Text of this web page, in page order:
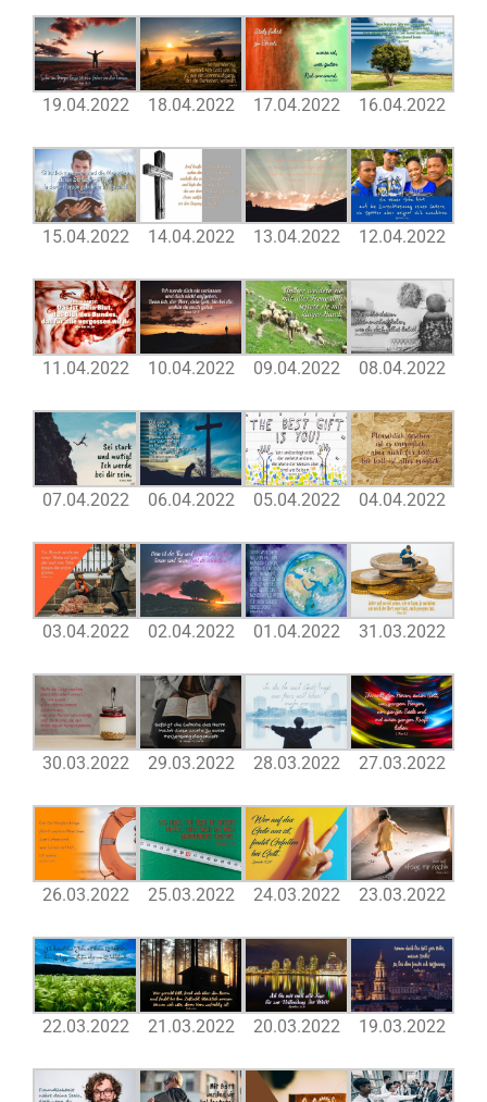
19.04.2022 18.04.2022 17.04.2022 16.04.2022
15.04.2022 14.04.2022 13.04.2022 12.04.2022
11.04.2022 10.04.2022 09.04.2022 08.04.2022
07.04.2022 06.04.2022 05.04.2022 04.04.2022
03.04.2022 02.04.2022 01.04.2022 31.03.2022
30.03.2022 29.03.2022 28.03.2022 27.03.2022
26.03.2022 25.03.2022 24.03.2022 23.03.2022
22.03.2022 21.03.2022 20.03.2022 19.03.2022